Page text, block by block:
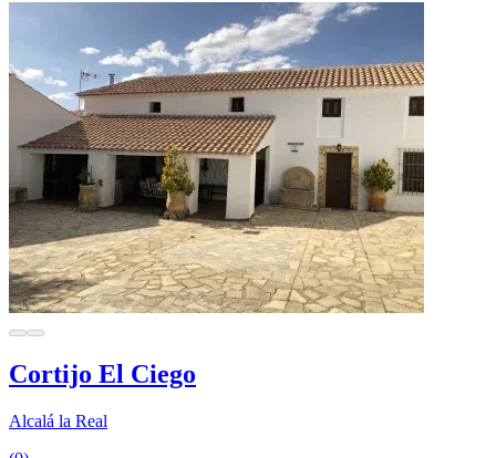
Cortijo El Ciego
Alcalá la Real